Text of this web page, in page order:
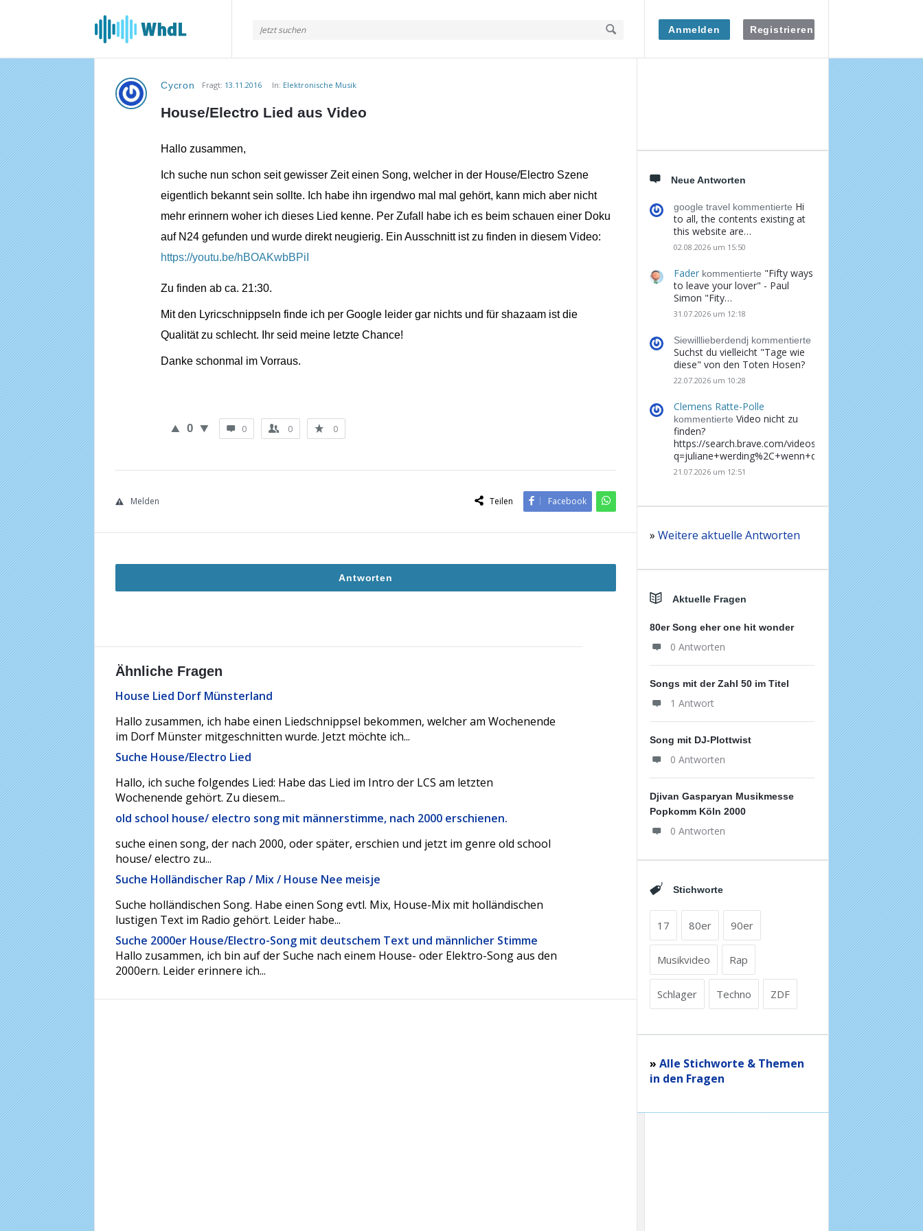
Anmelden Registrieren
Musikforum
von
Musikforum
WieheisstdasLied.de
Neueste
Cycron Fragt: 13.11.2016 In: Elektronische Musik
House/Electro Lied aus Video
Hallo zusammen,
Ich suche nun schon seit gewisser Zeit einen Song, welcher in der House/Electro Szene
eigentlich bekannt sein sollte. Ich habe ihn irgendwo mal mal gehört, kann mich aber nicht
mehr erinnern woher ich dieses Lied kenne. Per Zufall habe ich es beim schauen einer Doku
auf N24 gefunden und wurde direkt neugierig. Ein Ausschnitt ist zu finden in diesem Video:
https://youtu.be/hBOAKwbBPiI
Zu finden ab ca. 21:30.
Mit den Lyricschnippseln finde ich per Google leider gar nichts und für shazaam ist die
Qualität zu schlecht. Ihr seid meine letzte Chance!
Danke schonmal im Vorraus.
0 0 0 0
Teilen Facebook
Melden
Antworten
Ähnliche Fragen
House Lied Dorf Münsterland
Hallo zusammen, ich habe einen Liedschnippsel bekommen, welcher am Wochenende
im Dorf Münster mitgeschnitten wurde. Jetzt möchte ich...
Suche House/Electro Lied
Hallo, ich suche folgendes Lied: Habe das Lied im Intro der LCS am letzten
Wochenende gehört. Zu diesem...
old school house/ electro song mit männerstimme, nach 2000 erschienen.
suche einen song, der nach 2000, oder später, erschien und jetzt im genre old school
house/ electro zu...
Suche Holländischer Rap / Mix / House Nee meisje
Suche holländischen Song. Habe einen Song evtl. Mix, House-Mix mit holländischen
lustigen Text im Radio gehört. Leider habe...
Suche 2000er House/Electro-Song mit deutschem Text und männlicher Stimme
Hallo zusammen, ich bin auf der Suche nach einem House- oder Elektro-Song aus den
2000ern. Leider erinnere ich...
Seitenleiste
Neue Antworten
google travel kommentierte Hi
to all, the contents existing at
this website are…
02.08.2026 um 15:50
Fader kommentierte "Fifty ways
to leave your lover" - Paul
Simon "Fity…
31.07.2026 um 12:18
Siewilllieberdendj kommentierte
Suchst du vielleicht "Tage wie
diese" von den Toten Hosen?
22.07.2026 um 10:28
Clemens Ratte-Polle
kommentierte Video nicht zu
finden?
https://search.brave.com/videos?
21.07.2026 um 12:51
» Weitere aktuelle Antworten
Aktuelle Fragen
80er Song eher one hit wonder
0 Antworten
Songs mit der Zahl 50 im Titel
1 Antwort
Song mit DJ-Plottwist
0 Antworten
Djivan Gasparyan Musikmesse
Popkomm Köln 2000
0 Antworten
Stichworte
17 80er 90er
Musikvideo Rap
Schlager Techno ZDF
» Alle Stichworte & Themen
in den Fragen